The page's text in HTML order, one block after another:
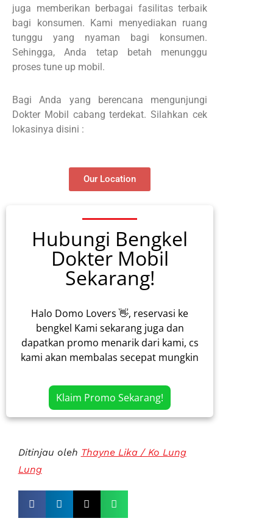
juga memberikan berbagai fasilitas terbaik
bagi konsumen. Kami menyediakan ruang
tunggu yang nyaman bagi konsumen.
Sehingga, Anda tetap betah menunggu
proses tune up mobil.
Bagi Anda yang berencana mengunjungi
Dokter Mobil cabang terdekat. Silahkan cek
lokasinya disini :
Our Location
Hubungi Bengkel
Dokter Mobil
Sekarang!
Halo Domo Lovers 👋, reservasi ke
bengkel Kami sekarang juga dan
dapatkan promo menarik dari kami, cs
kami akan membalas secepat mungkin
Klaim Promo Sekarang!
Ditinjau oleh Thayne Lika / Ko Lung
Lung